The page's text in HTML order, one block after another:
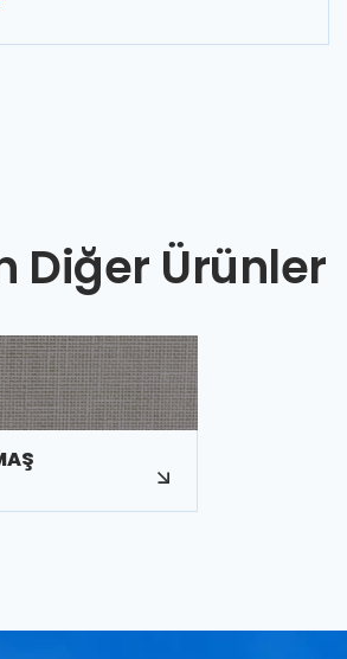
Diğer Ürünler